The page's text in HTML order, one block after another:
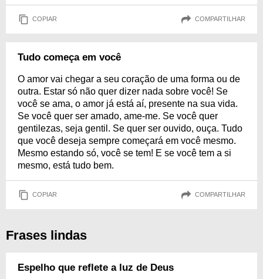
COPIAR COMPARTILHAR
Tudo começa em você
O amor vai chegar a seu coração de uma forma ou de
outra. Estar só não quer dizer nada sobre você! Se
você se ama, o amor já está aí, presente na sua vida.
Se você quer ser amado, ame-me. Se você quer
gentilezas, seja gentil. Se quer ser ouvido, ouça. Tudo
que você deseja sempre começará em você mesmo.
Mesmo estando só, você se tem! E se você tem a si
mesmo, está tudo bem.
COPIAR COMPARTILHAR
Frases lindas
Espelho que reflete a luz de Deus